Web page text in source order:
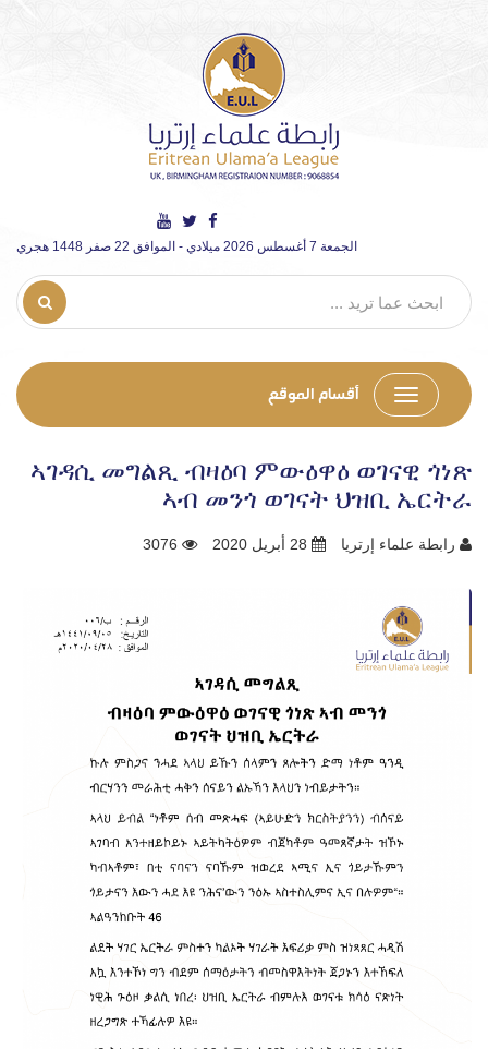
الجمعة 7 أغسطس 2026 ميلادي - الموافق 22 صفر 1448 هجري
أقسام الموقع
ኣገዳሲ መግልጺ ብዛዕባ ምውዕዋዕ ወገናዊ ጎነጽ
ኣብ መንጎ ወገናት ህዝቢ ኤርትራ
رابطة علماء إرتريا